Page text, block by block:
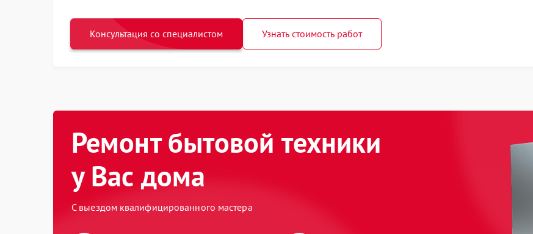
Консультация со специалистом Узнать стоимость работ
Ремонт бытовой техники
у Вас дома
С выездом квалифицированного мастера